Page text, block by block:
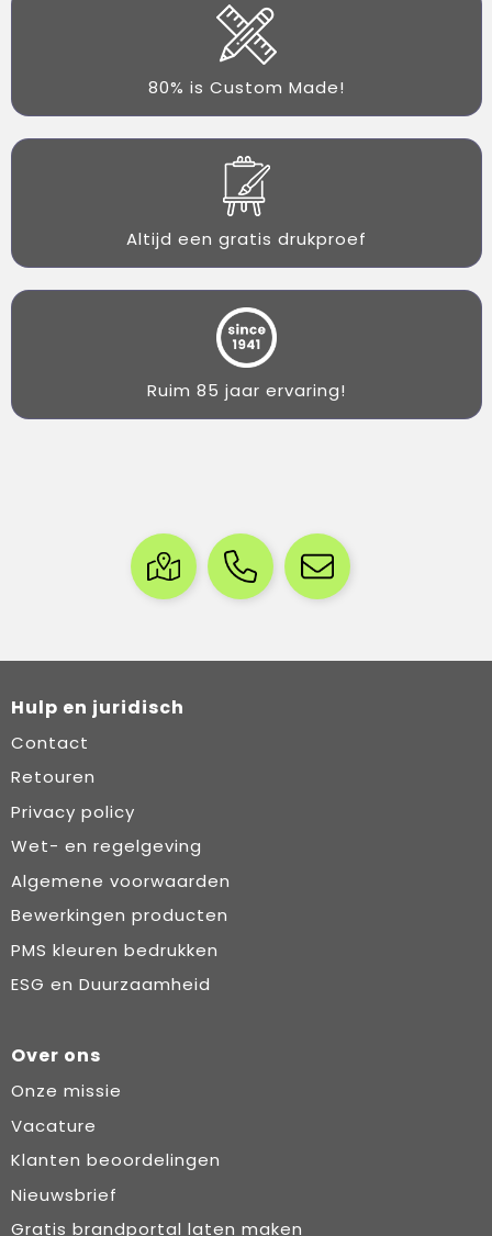
80% is Custom Made!
Altijd een gratis drukproef
Ruim 85 jaar ervaring!
Hulp en juridisch
Contact
Retouren
Privacy policy
Wet- en regelgeving
Algemene voorwaarden
Bewerkingen producten
PMS kleuren bedrukken
ESG en Duurzaamheid
Over ons
Onze missie
Vacature
Klanten beoordelingen
Nieuwsbrief
Gratis brandportal laten maken